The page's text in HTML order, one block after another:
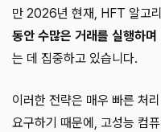
만 2026년 현재, HFT 알고
동안 수많은 거래를 실행하
는 데 집중하고 있습니다.
이러한 전략은 매우 빠른 처
요구하기 때문에, 고성능 컴